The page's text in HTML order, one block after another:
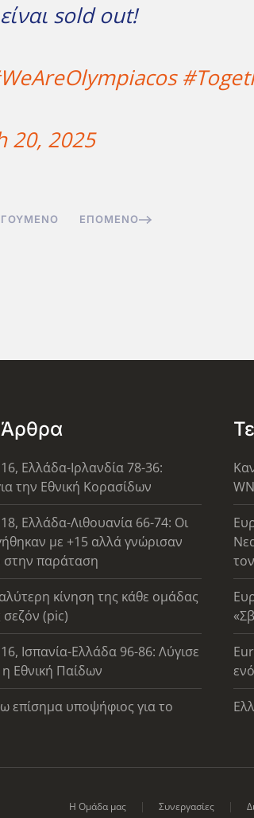
sold out!
20, 2025
ΕΠΌΜΕΝΟ
Ελλάδα-Ιρλανδία 78-36:
την Εθνική Κορασίδων
Ελλάδα-Λιθουανία 66-74: Οι
με +15 αλλά γνώρισαν
στην παράταση
κίνηση της κάθε ομάδας
σεζόν (pic)
Ισπανία-Ελλάδα 96-86: Λύγισε
Εθνική Παίδων
επίσημα υποψήφιος για το
Η Ομάδα μας Συνεργασίες